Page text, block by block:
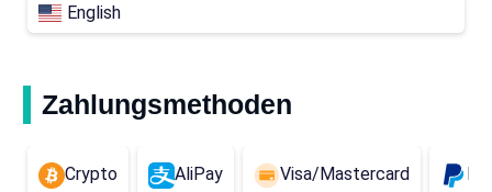
English
Zahlungsmethoden
Crypto AliPay Visa/Mastercard